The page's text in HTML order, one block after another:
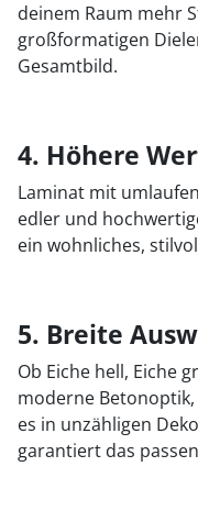
deinem Raum mehr
großformatigen
Gesamtbild.
4. Höhere
Laminat mit
edler und
ein wohnliches,
5. Breite
Ob Eiche hell, Eiche
moderne
es in unzähligen
garantiert das